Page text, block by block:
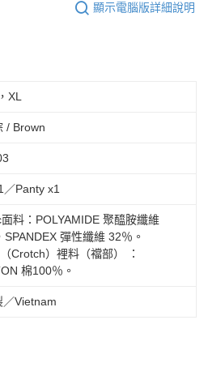
顯示電腦版詳細說明
XL
/ Brown
／Panty x1
料：POLYAMIDE 聚醯胺纖維
SPANDEX 彈性纖維 32％。
Crotch）裡料（襠部） ：
棉100％。
／Vietnam